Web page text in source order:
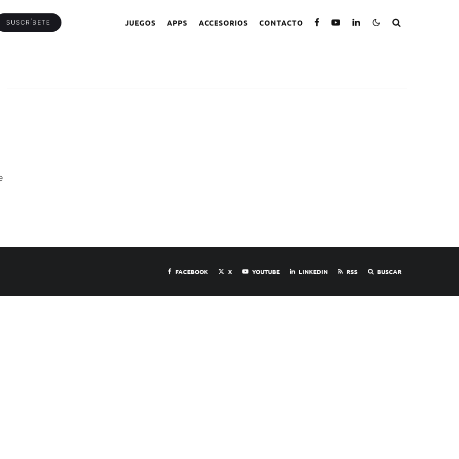
SUSCRÍBETE JUEGOS APPS ACCESORIOS CONTACTO
FACEBOOK X YOUTUBE LINKEDIN RSS BUSCAR